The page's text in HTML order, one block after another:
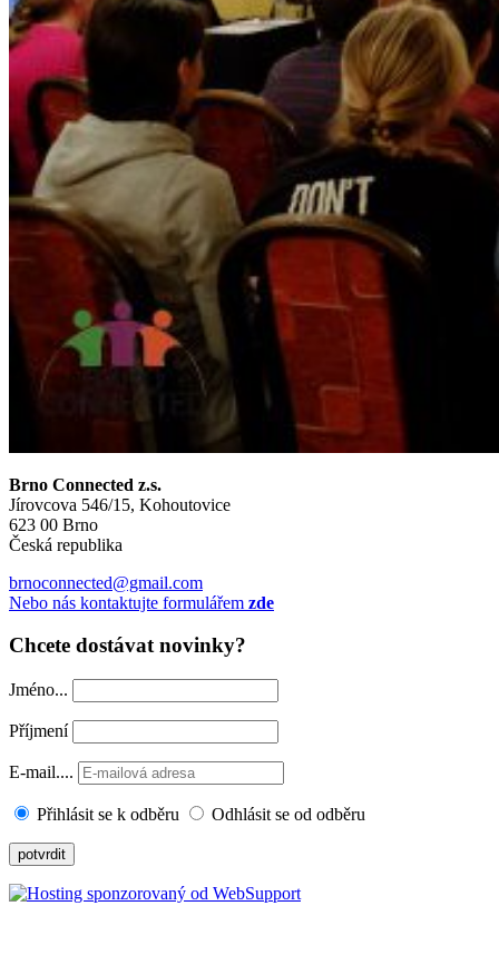
Brno Connected z.s.
Jírovcova 546/15, Kohoutovice
623 00 Brno
Česká republika
brnoconnected@gmail.com
Nebo nás kontaktujte formulářem zde
Chcete dostávat novinky?
Jméno...
Příjmení
E-mail....
Přihlásit se k odběru Odhlásit se od odběru